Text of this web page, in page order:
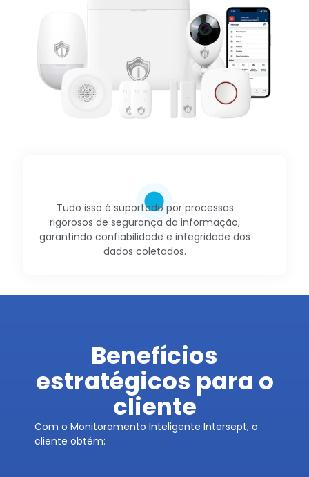
Tudo isso é suportado por processos
rigorosos de segurança da informação,
garantindo confiabilidade e integridade dos
dados coletados.
Benefícios
estratégicos para o
cliente
Com o Monitoramento Inteligente Intersept, o
cliente obtém: